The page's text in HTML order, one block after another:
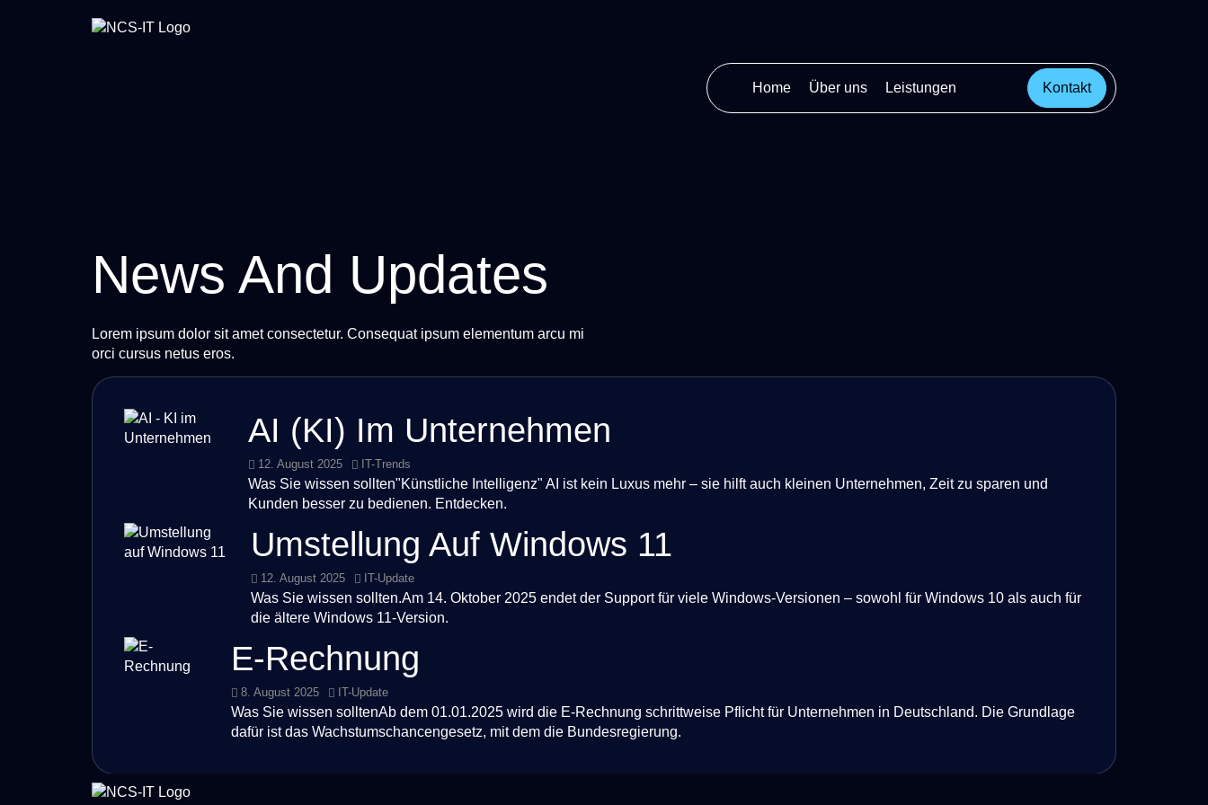
Home Über uns Leistungen Kontakt
News And Updates
Lorem ipsum dolor sit amet consectetur. Consequat ipsum elementum arcu mi
orci cursus netus eros.
AI (KI) Im Unternehmen
12. August 2025 IT-Trends
Was Sie wissen sollten"Künstliche Intelligenz" AI ist kein Luxus mehr – sie hilft auch kleinen Unternehmen, Zeit zu sparen und
Kunden besser zu bedienen. Entdecken.
Umstellung Auf Windows 11
12. August 2025 IT-Update
Was Sie wissen sollten.Am 14. Oktober 2025 endet der Support für viele Windows-Versionen – sowohl für Windows 10 als auch für
die ältere Windows 11-Version.
E-Rechnung
8. August 2025 IT-Update
Was Sie wissen solltenAb dem 01.01.2025 wird die E-Rechnung schrittweise Pflicht für Unternehmen in Deutschland. Die Grundlage
dafür ist das Wachstumschancengesetz, mit dem die Bundesregierung.